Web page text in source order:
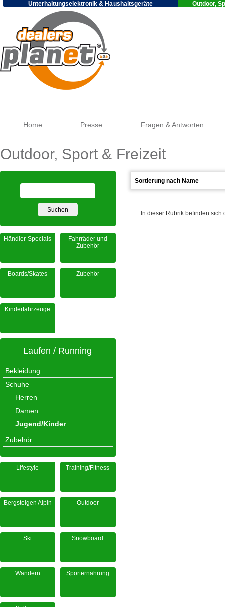
Unterhaltungselektronik & Haushaltsgeräte Outdoor,
Home Presse Fragen & Antworten
Outdoor, Sport & Freizeit
In dieser Rubrik befinden
Händler-Specials
Fahrräder und
Zubehör
Boards/Skates Zubehör
Kinderfahrzeuge
Laufen / Running
Bekleidung
Schuhe
Herren
Damen
Jugend/Kinder
Zubehör
Lifestyle Training/Fitness
Bergsteigen Alpin Outdoor
Ski Snowboard
Wandern Sporternährung